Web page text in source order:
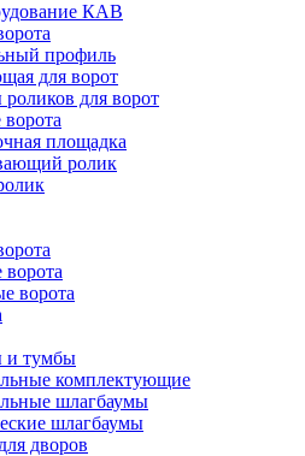
КАВ
профиль
для ворот
для ворот
площадка
ролик
ворота
и тумбы
комплектующие
шлагбаумы
шлагбаумы
дворов